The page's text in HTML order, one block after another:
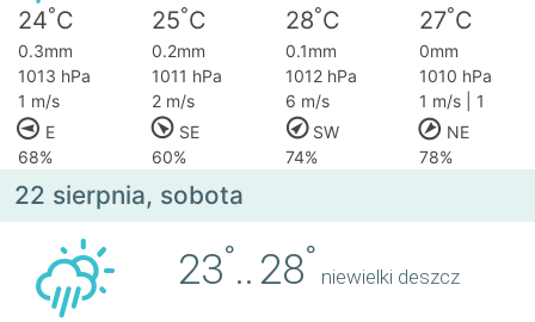
24°C 25°C 28°C 27°C
0.3mm 0.2mm 0.1mm
0mm
1013 hPa
1011 hPa 1012 hPa
1010 hPa
1 m/s
2 m/s 6 m/s
1 m/s | 1
E
SE SW
NE
68%
60% 74% 78%
22 sierpnia, sobota
23°.. 28°
niewielki deszcz